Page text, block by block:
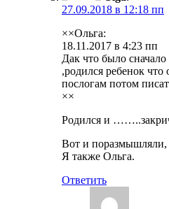
27.09.2018 в 12:18 пп
××Ольга:
18.11.2017 в 4:23 пп
Дак что было
,родился ребенок
послогам потом
××
Родился и
Вот и поразмышляли,
Я также Ольга.
Ответить